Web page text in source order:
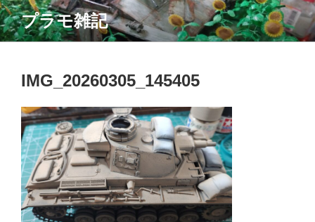
コ
ン
テ
プラモ雑記
IMG_20260305_145405